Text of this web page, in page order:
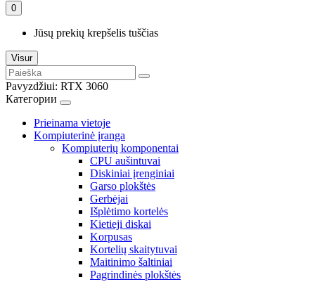
0
Jūsų prekių krepšelis tuščias
Visur
Pavyzdžiui: RTX 3060
Категории
Prieinama vietoje
Kompiuterinė įranga
Kompiuterių komponentai
CPU aušintuvai
Diskiniai įrenginiai
Garso plokštės
Gerbėjai
Išplėtimo kortelės
Kietieji diskai
Korpusas
Kortelių skaitytuvai
Maitinimo šaltiniai
Pagrindinės plokštės